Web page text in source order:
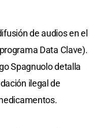
de audios en el
Data Clave).
Spagnuolo detalla
ilegal de